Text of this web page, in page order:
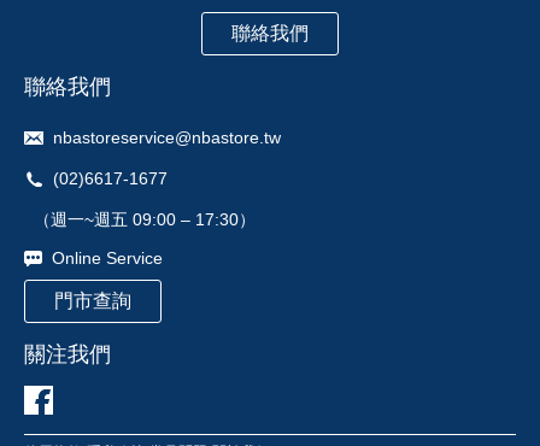
聯絡我們
聯絡我們
nbastoreservice@nbastore.tw
(02)6617-1677
（週一~週五 09:00 – 17:30）
Online Service
門市查詢
關注我們